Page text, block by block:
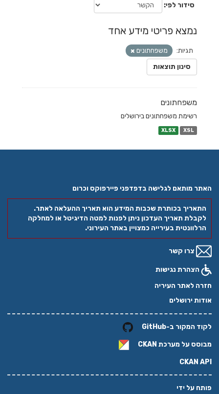
סידור לפי
נמצא פריטי מידע אחד
תגיות:
משפחתונים
סינון תוצאות
משפחתונים
רשימת משפחתונים בירושלים
XLSX XSL
האתר מותאם לגלישה בדפדפני פיירפוקס וכרום
התאריך בכותרת שכבות המידע הוא תאריך ההעלאה לאתר.
לקבלת תאריך העדכון ניתן לפנות למטה הדיגיטל או למחלקה
הרלוונטית בעירייה כמצויין באתר העירוני.
צרו קשר
הצהרת נגישות
חזרה לאתר העיריה
אודות ירושלים
לקוד המקור ב-GitHub
מבוסס על מערכת CKAN
CKAN API
פותח על ידי